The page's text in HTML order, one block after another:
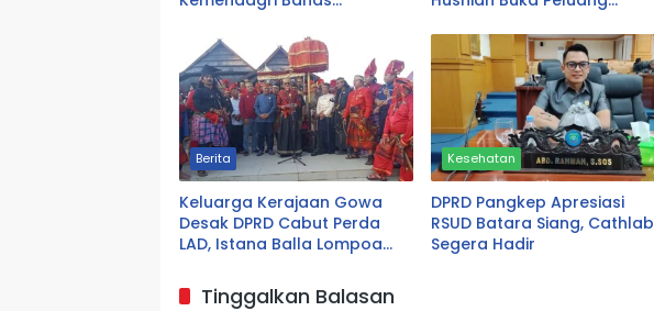
Direvisi Bahkan Diganti
Berita
Keluarga Kerajaan Gowa
Desak DPRD Cabut Perda
LAD, Istana Balla Lompoa
Kesehatan
DPRD Pangkep Apresiasi
RSUD Batara Siang, Cathlab
Segera Hadir
Tinggalkan Balasan